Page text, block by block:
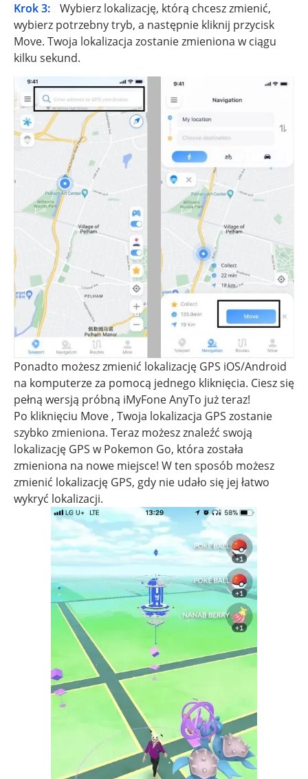
Krok 3:
Wybierz lokalizację, którą chcesz zmienić,
wybierz potrzebny tryb, a następnie kliknij przycisk
Move. Twoja lokalizacja zostanie zmieniona w ciągu
kilku sekund.
Ponadto możesz zmienić lokalizację GPS iOS/Android
na komputerze za pomocą jednego kliknięcia. Ciesz się
pełną wersją próbną iMyFone AnyTo już teraz!
Po kliknięciu Move , Twoja lokalizacja GPS zostanie
szybko zmieniona. Teraz możesz znaleźć swoją
lokalizację GPS w Pokemon Go, która została
zmieniona na nowe miejsce! W ten sposób możesz
zmienić lokalizację GPS, gdy nie udało się jej łatwo
wykryć lokalizacji.